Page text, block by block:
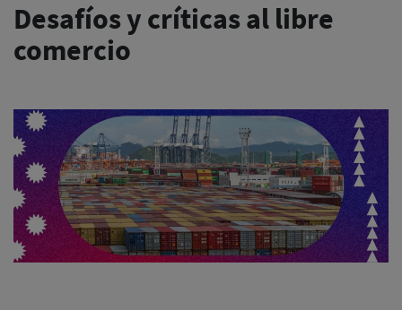
Desafíos y críticas al libre
comercio